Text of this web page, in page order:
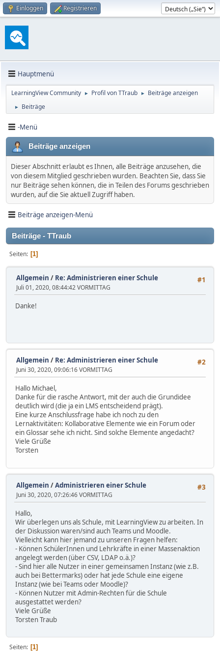
Einloggen Registrieren
Hauptmenü
LearningView Community ► Profil von TTraub ► Beiträge anzeigen
► Beiträge
-Menü
Beiträge anzeigen
Dieser Abschnitt erlaubt es Ihnen, alle Beiträge anzusehen, die
von diesem Mitglied geschrieben wurden. Beachten Sie, dass Sie
nur Beiträge sehen können, die in Teilen des Forums geschrieben
wurden, auf die Sie aktuell Zugriff haben.
Beiträge anzeigen-Menü
Beiträge - TTraub
Seiten 1
#1
Allgemein / Re: Administrieren einer Schule
Juli 01, 2020, 08:44:42 VORMITTAG
Danke!
#2
Allgemein / Re: Administrieren einer Schule
Juni 30, 2020, 09:06:16 VORMITTAG
Hallo Michael,
Danke für die rasche Antwort, mit der auch die Grundidee
deutlich wird (die ja ein LMS entscheidend prägt).
Eine kurze Anschlussfrage habe ich noch zu den
Lernaktivitäten: Kollaborative Elemente wie ein Forum oder
ein Glossar sehe ich nicht. Sind solche Elemente angedacht?
Viele Grüße
Torsten
#3
Allgemein /Administrieren einer Schule
Juni 30, 2020, 07:26:46 VORMITTAG
Hallo,
Wir überlegen uns als Schule, mit LearningView zu arbeiten. In
der Diskussion waren/sind auch Teams und Moodle.
Vielleicht kann hier jemand zu unseren Fragen helfen:
- Können SchülerInnen und Lehrkräfte in einer Massenaktion
angelegt werden (über CSV, LDAP o.ä.)?
- Sind hier alle Nutzer in einer gemeinsamen Instanz (wie z.B.
auch bei Bettermarks) oder hat jede Schule eine eigene
Instanz (wie bei Teams oder Moodle)?
- Können Nutzer mit Admin-Rechten für die Schule
ausgestattet werden?
Viele Grüße
Torsten Traub
Seiten 1